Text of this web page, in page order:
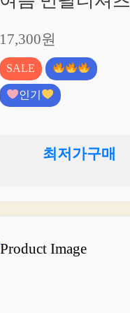
17,300원
SALE
인기
최저가구매